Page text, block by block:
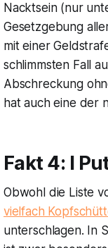
Nacktsein (nur
Gesetzgebung
mit einer
schlimmsten Fall
Abschreckung
hat auch eine der
Fakt 4: I
Obwohl die Liste
vielfach
unterschlagen. In